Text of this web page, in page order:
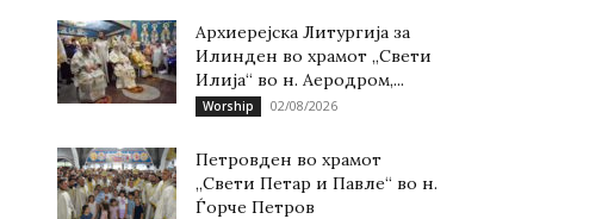
Архиерејска Литургија за
Илинден во храмот „Свети
Илија“ во н. Аеродром,...
Worship 02/08/2026
Петровден во храмот
„Свети Петар и Павле“ во н.
Ѓорче Петров